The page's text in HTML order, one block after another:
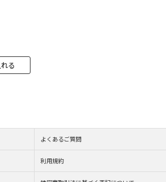
る
よくあるご質問
利用規約